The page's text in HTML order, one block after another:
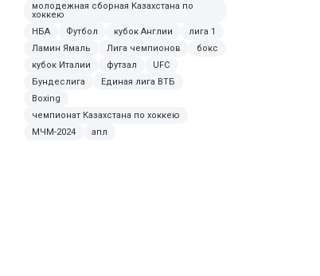
молодежная сборная Казахстана по
хоккею
НБА
Футбол кубок Англии
лига 1
Ламин Ямаль
Лига чемпионов
бокс
кубок Италии
футзал
UFC
Бундеслига
Единая лига ВТБ
Boxing
чемпионат Казахстана по хоккею
МЧМ-2024
апл